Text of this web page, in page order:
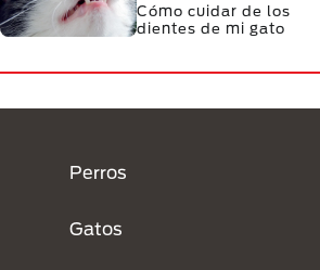
Cómo cuidar de los
dientes de mi gato
Perros
Gatos